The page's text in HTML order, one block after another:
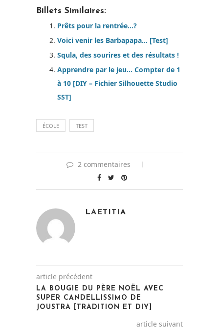
Billets Similaires:
Prêts pour la rentrée…?
Voici venir les Barbapapa… [Test]
Squla, des sourires et des résultats !
Apprendre par le jeu… Compter de 1
à 10 [DIY – Fichier Silhouette Studio
SST]
ÉCOLE TEST
2 commentaires
LAETITIA
article précédent
LA BOUGIE DU PÈRE NOËL AVEC
SUPER CANDELLISSIMO DE
JOUSTRA [TRADITION ET DIY]
article suivant